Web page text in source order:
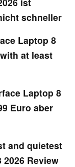
schneller
Laptop 8
at least
Laptop 8
Euro aber
and quietest
Review